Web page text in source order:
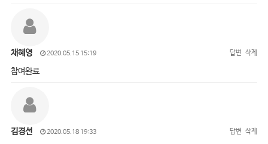
채혜영 2020.05.15 15:19 답변 삭제
참여완료
김경선 2020.05.18 19:33 답변 삭제